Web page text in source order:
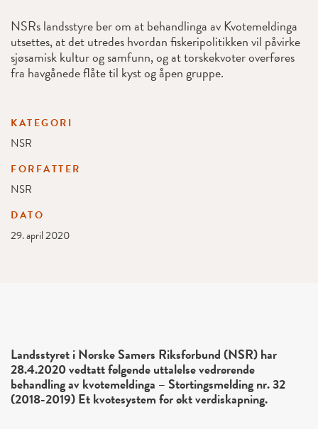
NSRs landsstyre ber om at behandlinga av Kvotemeldinga
utsettes, at det utredes hvordan fiskeripolitikken vil påvirke
sjøsamisk kultur og samfunn, og at torskekvoter overføres
fra havgånede flåte til kyst og åpen gruppe.
KATEGORI
NSR
FORFATTER
NSR
DATO
29. april 2020
Landsstyret i Norske Samers Riksforbund (NSR) har
28.4.2020 vedtatt følgende uttalelse vedrørende
behandling av kvotemeldinga – Stortingsmelding nr. 32
(2018-2019) Et kvotesystem for økt verdiskapning.